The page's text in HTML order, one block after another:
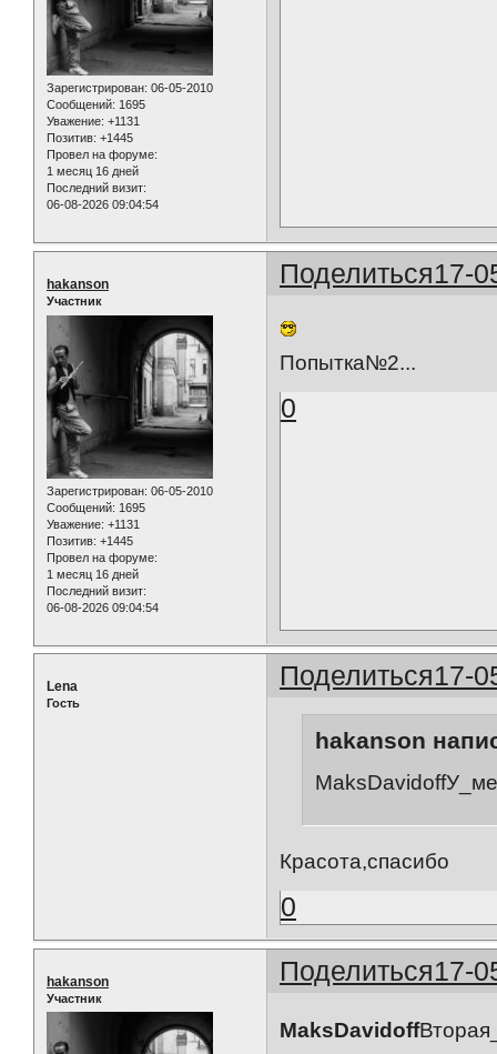
Зарегистрирован: 06-05-2010
Сообщений: 1695
Уважение: +1131
Позитив: +1445
Провел на форуме:
1 месяц 16 дней
Последний визит:
06-08-2026 09:04:54
Поделиться17-
hakanson
Участник
Зарегистрирован: 06-05-2010
Сообщений: 1695
Уважение: +1131
Позитив: +1445
Провел на форуме:
1 месяц 16 дней
Последний визит:
06-08-2026 09:04:54
Попытка№2...
0
Поделиться17-
Lena
Гость
hakanson
Красота,спасибо
0
Поделиться17-
hakanson
Участник
MaksDavidoff